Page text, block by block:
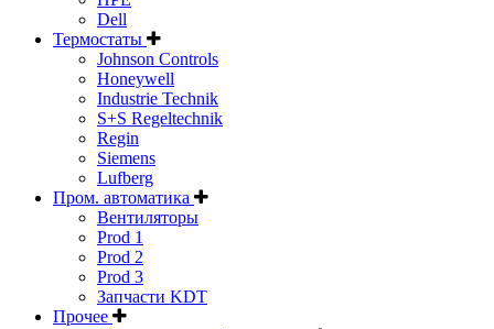
Dell
Термостаты
Johnson Controls
Honeywell
Industrie Technik
S+S Regeltechnik
Regin
Siemens
Lufberg
Пром. автоматика
Вентиляторы
Prod 1
Prod 2
Prod 3
Запчасти KDT
Прочее